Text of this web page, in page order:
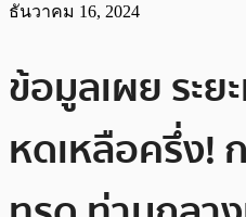
ธันวาคม 16, 2024
ข้อมูลเผย ระย
หดเหลือครึ่ง!